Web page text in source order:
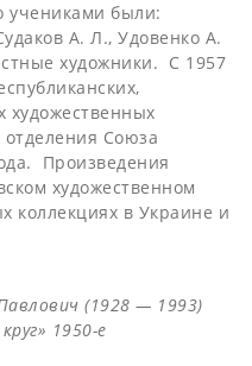
учениками были:
А. Л., Удовенко А.
художники. С 1957
художественных
отделения Союза
Произведения
художественном
коллекциях в Украине и
(1928 — 1993)
1950-е